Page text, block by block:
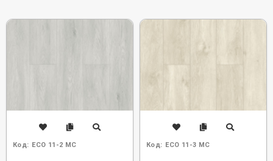
Код: ECO 11-2 MC Код: ECO 11-3 MC